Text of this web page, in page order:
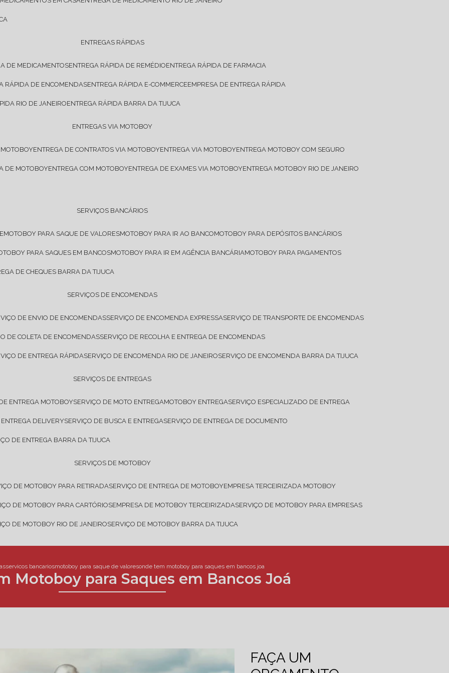
ENTREGAS RÁPIDAS
DE MEDICAMENTOS ENTREGA RÁPIDA DE REMÉDIO ENTREGA RÁPIDA DE FARMACIA
RÁPIDA DE ENCOMENDAS ENTREGA RÁPIDA E-COMMERCE EMPRESA DE ENTREGA RÁPIDA
RIO DE JANEIRO ENTREGA RÁPIDA BARRA DA TIJUCA
ENTREGAS VIA MOTOBOY
MOTOBOY ENTREGA DE CONTRATOS VIA MOTOBOY ENTREGA VIA MOTOBOY ENTREGA MOTOBOY COM SEGURO
DE MOTOBOY ENTREGA COM MOTOBOY ENTREGA DE EXAMES VIA MOTOBOY ENTREGA MOTOBOY RIO DE JANEIRO
SERVIÇOS BANCÁRIOS
MOTOBOY PARA SAQUE DE VALORES MOTOBOY PARA IR AO BANCO MOTOBOY PARA DEPÓSITOS BANCÁRIOS
PARA SAQUES EM BANCOS MOTOBOY PARA IR EM AGÊNCIA BANCÁRIA MOTOBOY PARA PAGAMENTOS
DE CHEQUES BARRA DA TIJUCA
SERVIÇOS DE ENCOMENDAS
DE ENVIO DE ENCOMENDAS SERVIÇO DE ENCOMENDA EXPRESSA SERVIÇO DE TRANSPORTE DE ENCOMENDAS
DE COLETA DE ENCOMENDAS SERVIÇO DE RECOLHA E ENTREGA DE ENCOMENDAS
DE ENTREGA RÁPIDA SERVIÇO DE ENCOMENDA RIO DE JANEIRO SERVIÇO DE ENCOMENDA BARRA DA TIJUCA
SERVIÇOS DE ENTREGAS
ENTREGA MOTOBOY SERVIÇO DE MOTO ENTREGA MOTOBOY ENTREGA SERVIÇO ESPECIALIZADO DE ENTREGA
ENTREGA DELIVERY SERVIÇO DE BUSCA E ENTREGA SERVIÇO DE ENTREGA DE DOCUMENTO
DE ENTREGA BARRA DA TIJUCA
SERVIÇOS DE MOTOBOY
DE MOTOBOY PARA RETIRADA SERVIÇO DE ENTREGA DE MOTOBOY EMPRESA TERCEIRIZADA MOTOBOY
DE MOTOBOY PARA CARTÓRIOS EMPRESA DE MOTOBOY TERCEIRIZADA SERVIÇO DE MOTOBOY PARA EMPRESAS
DE MOTOBOY RIO DE JANEIRO SERVIÇO DE MOTOBOY BARRA DA TIJUCA
servicos bancariosmotoboy para saque de valoresonde tem motoboy para saques em bancos joa
Motoboy para Saques em Bancos Joá
FAÇA UM